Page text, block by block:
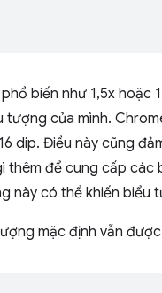
biến như 1,5x hoặc
của mình.
dip. Điều này cũng
thêm để cung cấp các
này có thể khiến biểu
mặc định vẫn